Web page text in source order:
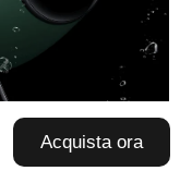
Acquista ora